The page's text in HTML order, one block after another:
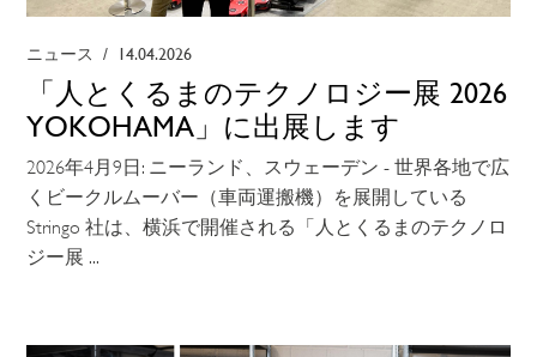
ニュース / 14.04.2026
「人とくるまのテクノロジー展 2026
YOKOHAMA」に出展します
2026年4月9日: ニーランド、スウェーデン - 世界各地で広
くビークルムーバー（車両運搬機）を展開している
Stringo 社は、横浜で開催される「人とくるまのテクノロ
ジー展 ...